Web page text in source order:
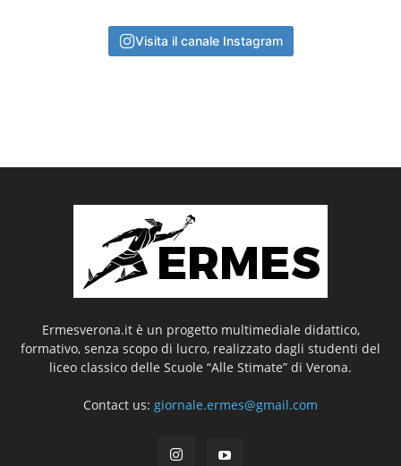
Visita il canale Instagram
Ermesverona.it è un progetto multimediale didattico,
formativo, senza scopo di lucro, realizzato dagli studenti del
liceo classico delle Scuole “Alle Stimate” di Verona.
Contact us: giornale.ermes@gmail.com